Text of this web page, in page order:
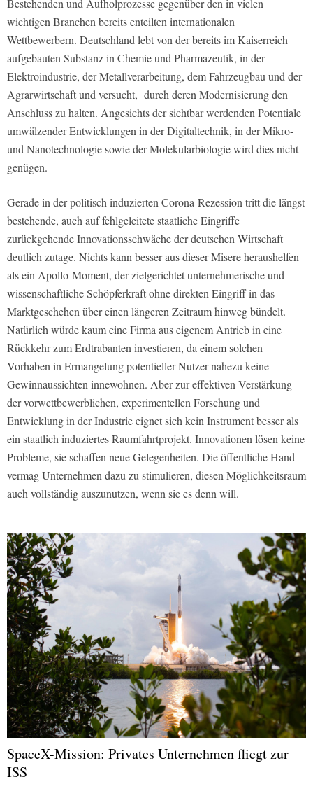
Bestehenden und Aufholprozesse gegenüber den in vielen
wichtigen Branchen bereits enteilten internationalen
Wettbewerbern. Deutschland lebt von der bereits im Kaiserreich
aufgebauten Substanz in Chemie und Pharmazeutik, in der
Elektroindustrie, der Metallverarbeitung, dem Fahrzeugbau und der
Agrarwirtschaft und versucht, durch deren Modernisierung den
Anschluss zu halten. Angesichts der sichtbar werdenden Potentiale
umwälzender Entwicklungen in der Digitaltechnik, in der Mikro-
und Nanotechnologie sowie der Molekularbiologie wird dies nicht
genügen.
Gerade in der politisch induzierten Corona-Rezession tritt die längst
bestehende, auch auf fehlgeleitete staatliche Eingriffe
zurückgehende Innovationsschwäche der deutschen Wirtschaft
deutlich zutage. Nichts kann besser aus dieser Misere heraushelfen
als ein Apollo-Moment, der zielgerichtet unternehmerische und
wissenschaftliche Schöpferkraft ohne direkten Eingriff in das
Marktgeschehen über einen längeren Zeitraum hinweg bündelt.
Natürlich würde kaum eine Firma aus eigenem Antrieb in eine
Rückkehr zum Erdtrabanten investieren, da einem solchen
Vorhaben in Ermangelung potentieller Nutzer nahezu keine
Gewinnaussichten innewohnen. Aber zur effektiven Verstärkung
der vorwettbewerblichen, experimentellen Forschung und
Entwicklung in der Industrie eignet sich kein Instrument besser als
ein staatlich induziertes Raumfahrtprojekt. Innovationen lösen keine
Probleme, sie schaffen neue Gelegenheiten. Die öffentliche Hand
vermag Unternehmen dazu zu stimulieren, diesen Möglichkeitsraum
auch vollständig auszunutzen, wenn sie es denn will.
SpaceX-Mission: Privates Unternehmen fliegt zur
ISS